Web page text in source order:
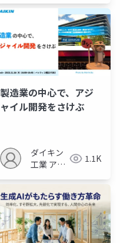
製造業の中心で、アジ
ャイル開発をさけぶ
ダイキン
工業 アジ
ー
1.1K